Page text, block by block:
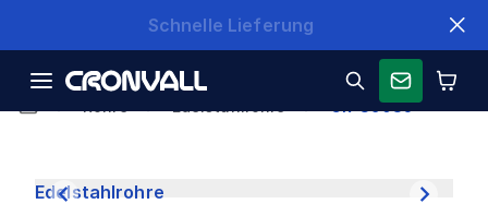
Schnelle Lieferung
CR-39085
Edelstahlrohre